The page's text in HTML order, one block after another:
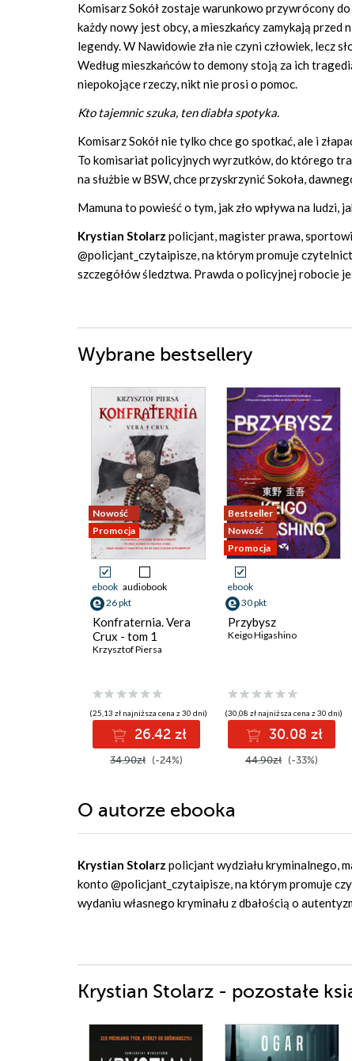
Komisarz Sokół zostaje warunkowo przywrócony
każdy nowy jest obcy, a mieszkańcy zamykają przed
legendy. W Nawidowie zła nie czyni człowiek, lecz
Według mieszkańców to demony stoją za ich
niepokojące rzeczy, nikt nie prosi o pomoc.
Kto tajemnic szuka, ten diabła spotyka.
Komisarz Sokół nie tylko chce go spotkać, ale i
To komisariat policyjnych wyrzutków, do którego
na służbie w BSW, chce przyskrzynić Sokoła,
Mamuna to powieść o tym, jak zło wpływa na ludzi,
Krystian Stolarz policjant, magister prawa,
@policjant_czytaipisze, na którym promuje
szczegółów śledztwa. Prawda o policyjnej robocie
Wybrane bestsellery
Nowość
Promocja
ebook audiobook
26 pkt
Konfraternia. Vera
Crux - tom 1
Krzysztof Piersa
(25,13 zł najniższa cena z 30 dni)
26.42 zł
34.90zł (-24%)
Bestseller
Nowość
Promocja
ebook
30 pkt
Przybysz
Keigo Higashino
(30,08 zł najniższa cena z 30 dni)
30.08 zł
44.90zł (-33%)
O autorze ebooka
Krystian Stolarz policjant wydziału kryminalnego,
konto @policjant_czytaipisze, na którym promuje
wydaniu własnego kryminału z dbałością o
Krystian Stolarz - pozostałe